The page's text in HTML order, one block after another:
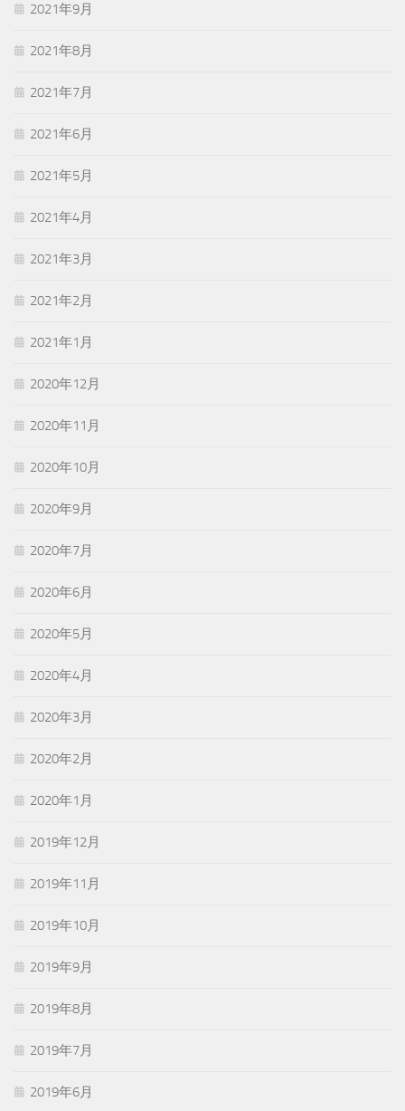
2021年9月
2021年8月
2021年7月
2021年6月
2021年5月
2021年4月
2021年3月
2021年2月
2021年1月
2020年12月
2020年11月
2020年10月
2020年9月
2020年7月
2020年6月
2020年5月
2020年4月
2020年3月
2020年2月
2020年1月
2019年12月
2019年11月
2019年10月
2019年9月
2019年8月
2019年7月
2019年6月